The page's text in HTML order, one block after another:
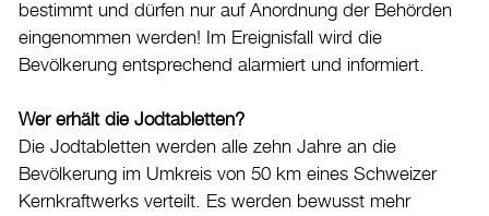
Drucken
Login
bestimmt und dürfen nur auf Anordnung der Behörden
eingenommen werden! Im Ereignisfall wird die
Bevölkerung entsprechend alarmiert und informiert.
Wer erhält die Jodtabletten?
Die Jodtabletten werden alle zehn Jahre an die
Bevölkerung im Umkreis von 50 km eines Schweizer
Kernkraftwerks verteilt. Es werden bewusst mehr